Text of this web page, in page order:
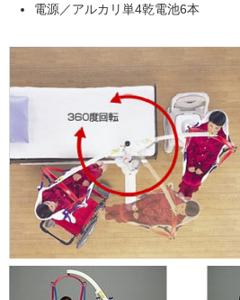
電源／アルカリ単4乾電池6本